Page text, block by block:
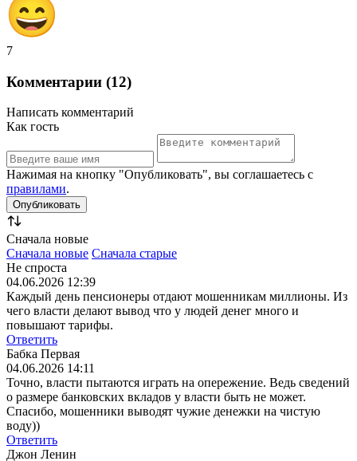
7
Комментарии (12)
Написать комментарий
Как гость
Нажимая на кнопку "Опубликовать", вы соглашаетесь с
правилами.
Сначала новые
Сначала новые Сначала старые
Не спроста
04.06.2026 12:39
Каждый день пенсионеры отдают мошенникам миллионы. Из
чего власти делают вывод что у людей денег много и
повышают тарифы.
Ответить
Бабка Первая
04.06.2026 14:11
Точно, власти пытаются играть на опережение. Ведь сведений
о размере банковских вкладов у власти быть не может.
Спасибо, мошенники выводят чужие денежки на чистую
воду))
Ответить
Джон Ленин